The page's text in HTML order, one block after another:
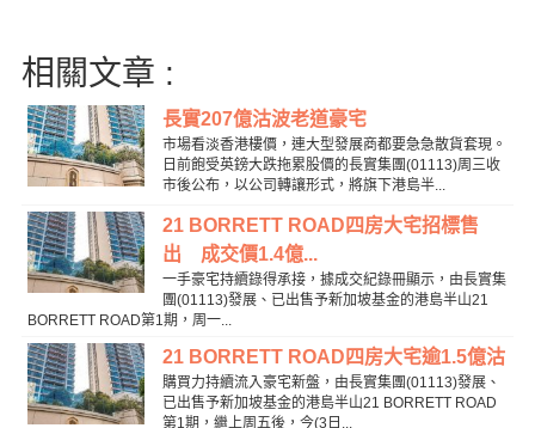
相關文章 :
長實207億沽波老道豪宅
市場看淡香港樓價，連大型發展商都要急急散貨套現。
日前飽受英鎊大跌拖累股價的長實集團(01113)周三收
市後公布，以公司轉讓形式，將旗下港島半...
21 BORRETT ROAD四房大宅招標售
出 成交價1.4億...
一手豪宅持續錄得承接，據成交紀錄冊顯示，由長實集
團(01113)發展、已出售予新加坡基金的港島半山21
BORRETT ROAD第1期，周一...
21 BORRETT ROAD四房大宅逾1.5億沽
購買力持續流入豪宅新盤，由長實集團(01113)發展、
已出售予新加坡基金的港島半山21 BORRETT ROAD
第1期，繼上周五後，今(3日...